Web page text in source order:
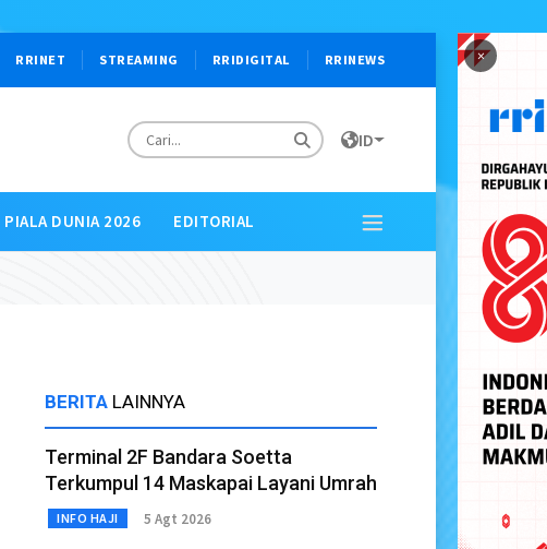
×
RRINET STREAMING RRIDIGITAL RRINEWS
ID
PIALA DUNIA 2026 EDITORIAL
BERITA LAINNYA
Terminal 2F Bandara Soetta
Terkumpul 14 Maskapai Layani Umrah
INFO HAJI 5 Agt 2026